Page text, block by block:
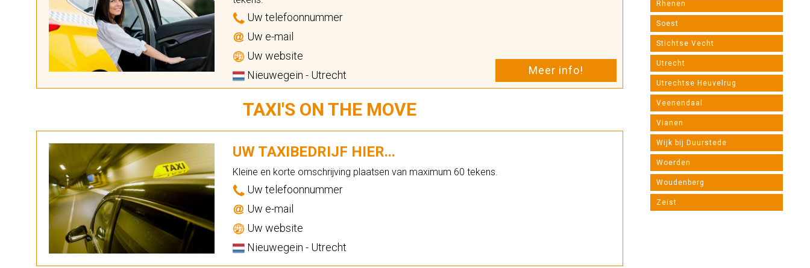
Uw telefoonnummer
Uw e-mail
Uw website
Nieuwegein - Utrecht
Meer info!
TAXI'S ON THE MOVE
UW TAXIBEDRIJF HIER...
Kleine en korte omschrijving plaatsen van maximum 60 tekens.
Uw telefoonnummer
Uw e-mail
Uw website
Nieuwegein - Utrecht
Rhenen
Soest
Stichtse Vecht
Utrecht
Utrechtse Heuvelrug
Veenendaal
Vianen
Wijk bij Duurstede
Woerden
Woudenberg
Zeist